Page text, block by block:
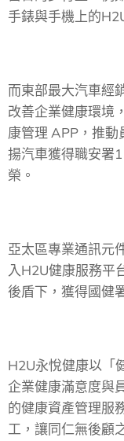
手錶與手機上的
而東部最大汽車經
改善企業健康環境
康管理 APP，推動
揚汽車獲得職安署
榮。
亞太區專業通訊元
入H2U健康服務平
後盾下，獲得國健
H2U永悅健康以「
企業健康滿意度與
的健康資產管理服
工，讓同仁無後顧